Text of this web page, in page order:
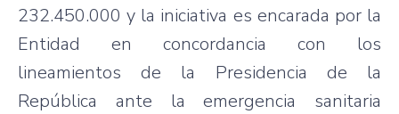
232.450.000 y la iniciativa es encarada por la
Entidad en concordancia con los
lineamientos de la Presidencia de la
República ante la emergencia sanitaria